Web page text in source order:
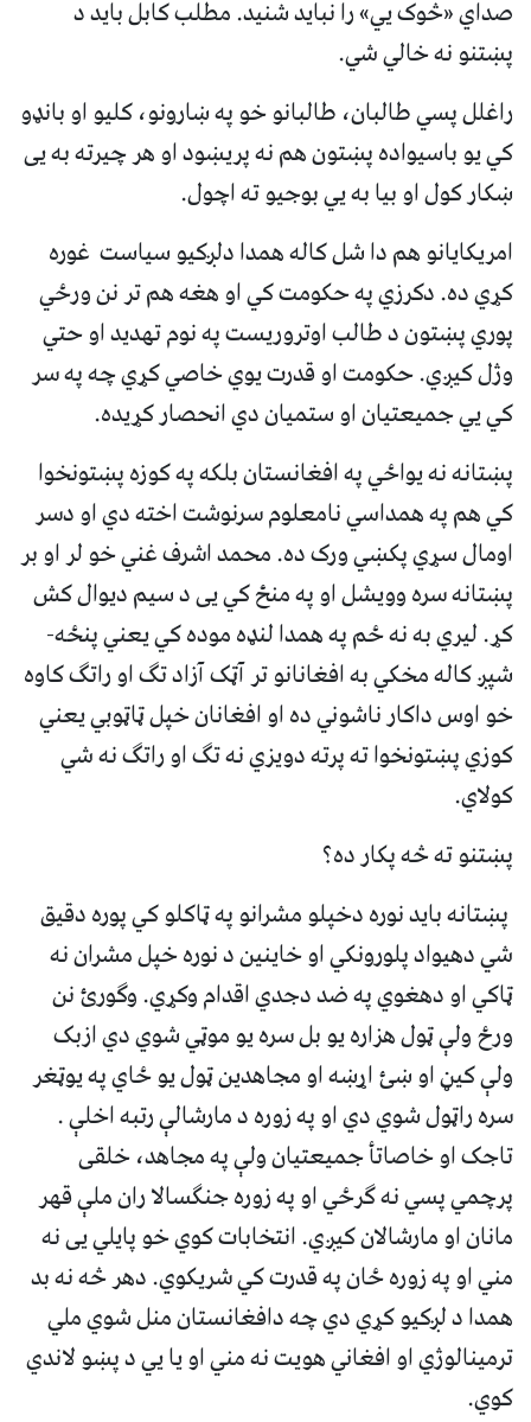
صداي «څوک یي» را نباید شنید. مطلب کابل باید د
پښتنو نه خالي شي.
راغلل پسي طالبان، طالبانو خو په ښارونو، کلیو او بانډو
کي یو باسیواده پښتون هم نه پریښود او هر چیرته به يی
ښکار کول او بیا به يي بوجیو ته اچول.
امریکایانو هم دا شل کاله همدا دلږکیو سیاست غوره
کړي ده. دکرزي په حکومت کي او هغه هم تر نن ورځي
پوري پښتون د طالب اوتروریست په نوم تهدید او حتي
وژل کیږي. حکومت او قدرت یوي خاصي کړي چه په سر
کي یي جمیعتیان او ستمیان دي انحصار کړيده.
پښتانه نه يواځي په افغانستان بلکه په کوزه پښتونخوا
کي هم په همداسي نامعلوم سرنوشت اخته دي او دسر
اومال سړي پکښي ورک ده. محمد اشرف غني خو لر او بر
پښتانه سره وویشل او په منځ کي يی د سیم دیوال کش
کړ. لیري به نه ځم په همدا لنډه موده کي یعني پنځه-
شپږ کاله مخکي به افغانانو تر آټک آزاد تګ او راتګ کاوه
خو اوس داکار ناشوني ده او افغانان خپل ټاټوبي یعني
کوزي پښتونخوا ته پرته دویزي نه تګ او راتګ نه شي
کولاي.
پښتنو ته څه پکار ده؟
پښتانه باید نوره دخپلو مشرانو په ټاکلو کي پوره دقیق
شي دهیواد پلورونکي او خاينین د نوره خپل مشران نه
ټاکي او دهغوي په ضد دجدي اقدام وکړي. وګورئ نن
ورځ ولې ټول هزاره یو بل سره یو موټي شوي دي ازبک
ولې کيڼ او ښئ اړښه او مجاهدین ټول یو ځاي په یوټغر
سره راټول شوي دي او په زوره د مارشالې رتبه اخلې .
تاجک او خاصاتأ جمیعتیان ولې په مجاهد، خلقی
پرچمي پسي نه ګرځي او په زوره جنګسالا ران ملې قهر
مانان او مارشالان کیږي. انتخابات کوي خو پایلي يی نه
مني او په زوره ځان په قدرت کي شریکوي. دهر څه نه بد
همدا د لږکيو کړي دي چه دافغانستان منل شوي ملي
ترمینالوژي او افغاني هويت نه مني او یا يي د پښو لاندي
کوي.